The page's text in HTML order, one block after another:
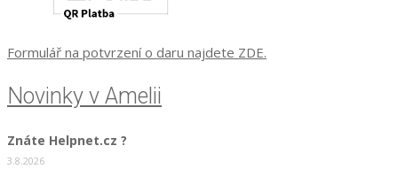
Formulář na potvrzení o daru najdete ZDE.
Novinky v Amelii
Znáte Helpnet.cz ?
3.8.2026